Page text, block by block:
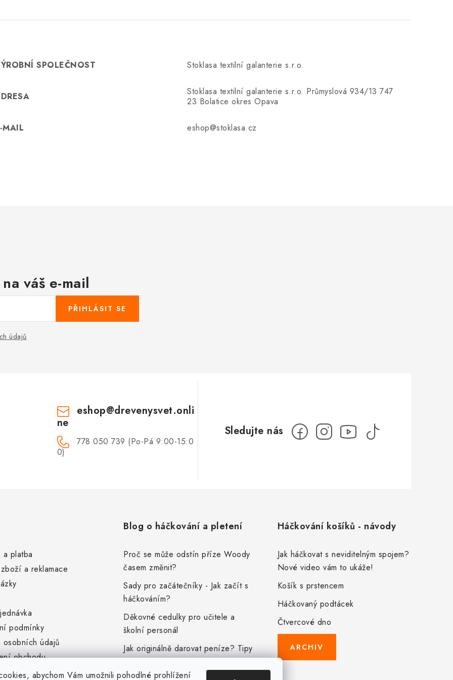
abychom Vám umožnili pohodlné prohlížení
SPOLEČNOST Stoklasa textilní galanterie s.r.o.
Stoklasa textilní galanterie s.r.o. Průmyslová 934/13 747
23 Bolatice okres Opava
MAIL eshop@stoklasa.cz
váš e-mail
údajů
PŘIHLÁSIT SE
eshop@drevenysvet.onli
ne
778 050 739 (Po-Pá 9:00-15:0
0)
a platba
a reklamace
podmínky
osobních údajů
obchodu
produkty
Blog o háčkování a pletení
Proč se může odstín příze Woody
časem změnit?
Sady pro začátečníky - Jak začít s
háčkováním?
Děkovné cedulky pro učitele a
školní personál
Jak originálně darovat peníze? Tipy
najdete v článku.
Háčkování košíků - návody
Jak háčkovat s neviditelným spojem?
Nové video vám to ukáže!
Košík s prstencem
Háčkovaný podtácek
Čtvercové dno
ARCHIV